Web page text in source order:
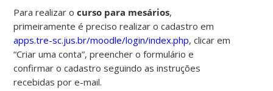
Para realizar ocurso para mesários,
primeiramente é preciso realizar o cadastro em
apps.tre-sc.jus.br/moodle/login/index.php, clicar em
“Criar uma conta”, preencher o formulário e
confirmar o cadastro seguindo as instruções
recebidas por e-mail.